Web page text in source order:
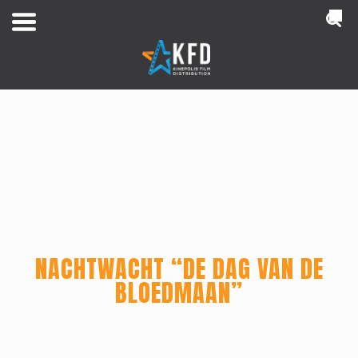
Home
NACHTWACHT “DE DAG VAN DE
BLOEDMAAN”